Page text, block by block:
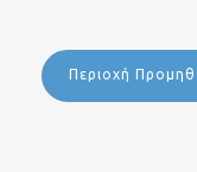
Περιοχή